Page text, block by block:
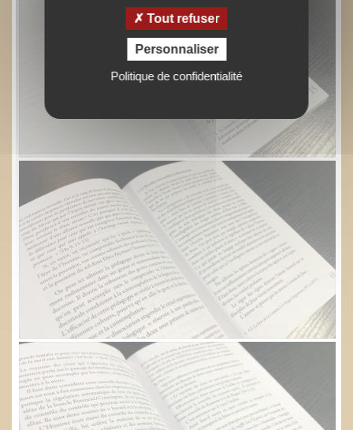
Tout refuser
Personnaliser
Politique de confidentialité